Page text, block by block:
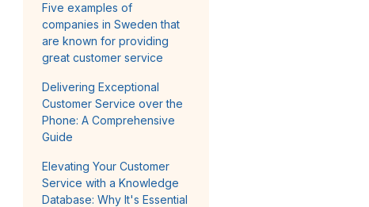
Five examples of
companies in Sweden that
are known for providing
great customer service
Delivering Exceptional
Customer Service over the
Phone: A Comprehensive
Guide
Elevating Your Customer
Service with a Knowledge
Database: Why It's Essential